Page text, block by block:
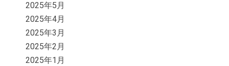
2025年5月
2025年4月
2025年3月
2025年2月
2025年1月